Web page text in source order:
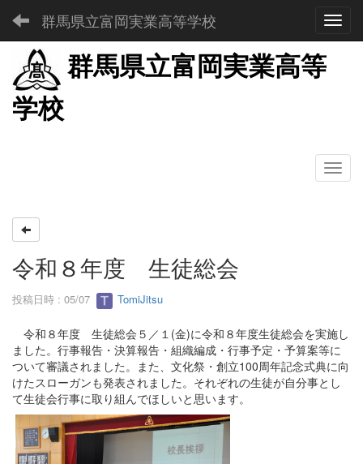
群馬県立富岡実業高等学校
群馬県立富岡実業高等
学校
令和８年度 生徒総会
投稿日時 : 05/07 TomiJitsu
令和８年度 生徒総会５／１(金)に令和８年度生徒総会を実施し
ました。行事報告・決算報告・組織編成・行事予定・予算案等に
ついて審議されました。また、文化祭・創立100周年記念式典に向
けたスローガンも発表されました。それぞれの生徒が自分事とし
て生徒会行事に取り組んでほしいと思います。